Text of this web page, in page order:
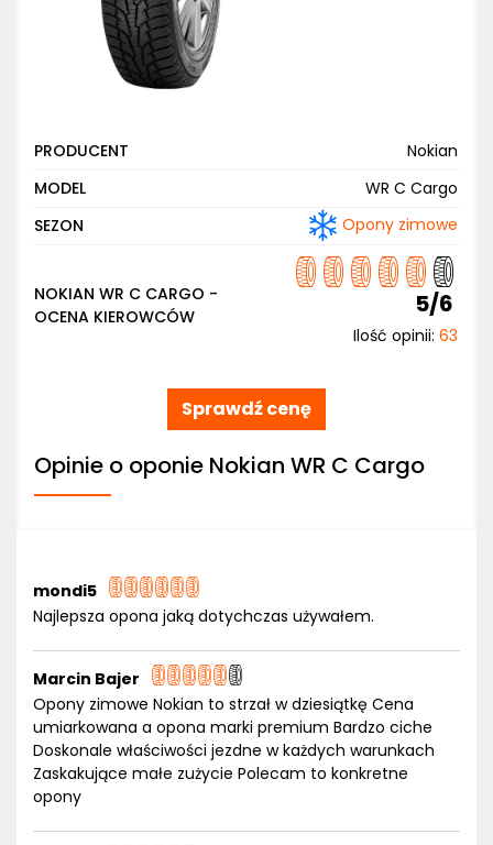
PRODUCENT
Nokian
MODEL
WR C Cargo
SEZON
Opony zimowe
NOKIAN WR C CARGO -
OCENA KIEROWCÓW
5/6
Ilość opinii: 63
Sprawdź cenę
Opinie o oponie Nokian WR C Cargo
mondi5
Najlepsza opona jaką dotychczas używałem.
Marcin Bajer
Opony zimowe Nokian to strzał w dziesiątkę Cena
umiarkowana a opona marki premium Bardzo ciche
Doskonale właściwości jezdne w każdych warunkach
Zaskakujące małe zużycie Polecam to konkretne
opony